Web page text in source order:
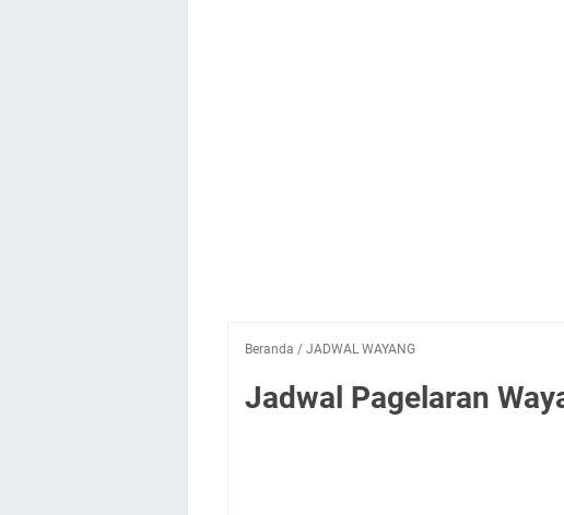
Beranda / JADWAL WAYANG
Jadwal Pagelaran